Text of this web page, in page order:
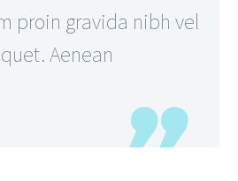
proin gravida nibh vel
Aenean